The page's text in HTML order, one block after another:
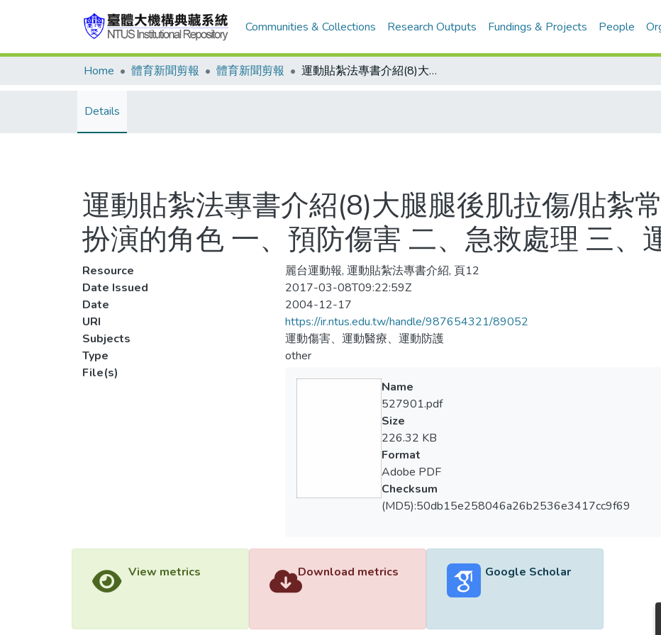
Communities & Collections Research Outputs Fundings & Projects People
Home 體育新聞剪報 體育新聞剪報 運動貼紮法專書介紹(8)大腿腿後肌拉傷/貼紮常職 貼紮在運動中扮演的角色 一、預防傷害 二、急救處理 三、運動復健
Details
運動貼紮法專書介紹(8)大腿腿後肌拉傷/貼紮
扮演的角色 一、預防傷害 二、急救處理 三、
Resource
麗台運動報, 運動貼紮法專書介紹, 頁12
Date Issued
2017-03-08T09:22:59Z
Date
2004-12-17
URI
https://ir.ntus.edu.tw/handle/987654321/89052
Subjects
運動傷害、運動醫療、運動防護
Type
other
File(s)
Name
527901.pdf
Size
226.32 KB
Format
Adobe PDF
Checksum
(MD5):50db15e258046a26b2536e3417cc9f69
View metrics Download metrics Google Scholar